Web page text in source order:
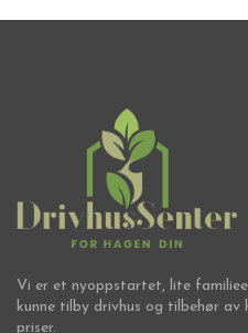
Vi er et nyoppstartet, lite
kunne tilby drivhus og tilbehør
priser.